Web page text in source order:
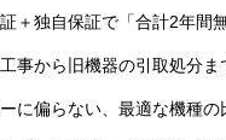
＋独自保証で「合計2年間
事から旧機器の引取処分ま
に偏らない、最適な機種の